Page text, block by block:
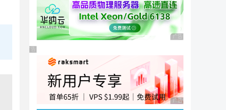
广告 商业广告，理性
广告 商业广告，理性选择
广告 商业广告，理性